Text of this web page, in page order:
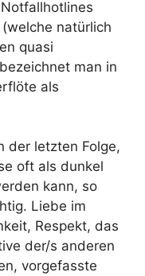
natürlich
quasi
man in
als
der letzten Folge,
oft als dunkel
kann, so
Liebe im
Respekt, das
der/s anderen
vorgefasste